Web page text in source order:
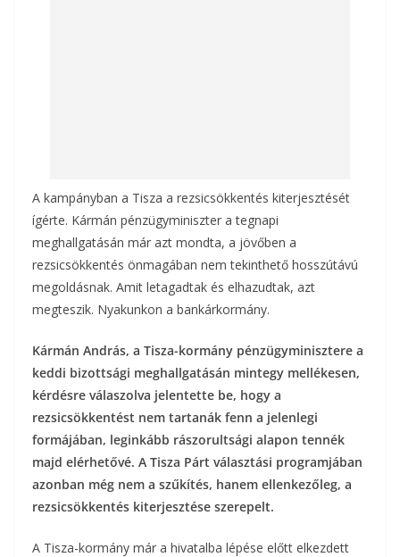
A kampányban a Tisza a rezsicsökkentés kiterjesztését
ígérte. Kármán pénzügyminiszter a tegnapi
meghallgatásán már azt mondta, a jövőben a
rezsicsökkentés önmagában nem tekinthető hosszútávú
megoldásnak. Amit letagadtak és elhazudtak, azt
megteszik. Nyakunkon a bankárkormány.
Kármán András, a Tisza-kormány pénzügyminisztere a
keddi bizottsági meghallgatásán mintegy mellékesen,
kérdésre válaszolva jelentette be, hogy a
rezsicsökkentést nem tartanák fenn a jelenlegi
formájában, leginkább rászorultsági alapon tennék
majd elérhetővé. A Tisza Párt választási programjában
azonban még nem a szűkítés, hanem ellenkezőleg, a
rezsicsökkentés kiterjesztése szerepelt.
A Tisza-kormány már a hivatalba lépése előtt elkezdett